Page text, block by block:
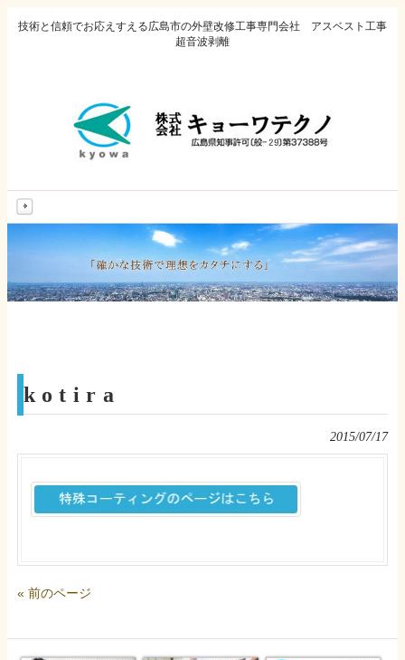
技術と信頼でお応えすえる広島市の外壁改修工事専門会社 アスベスト工事
超音波剥離
kotira
2015/07/17
« 前のページ